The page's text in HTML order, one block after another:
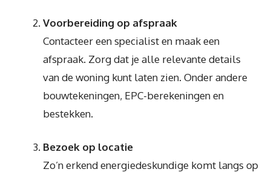
Voorbereiding op afspraak
Contacteer een specialist en maak een
afspraak. Zorg dat je alle relevante details
van de woning kunt laten zien. Onder andere
bouwtekeningen, EPC-berekeningen en
bestekken.
Bezoek op locatie
Zo’n erkend energiedeskundige komt langs op